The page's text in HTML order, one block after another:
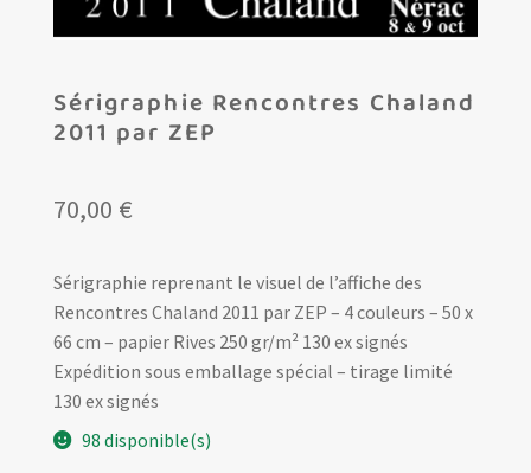
Sérigraphie Rencontres Chaland
2011 par ZEP
70,00 €
Sérigraphie reprenant le visuel de l’affiche des
Rencontres Chaland 2011 par ZEP – 4 couleurs – 50 x
66 cm – papier Rives 250 gr/m² 130 ex signés
Expédition sous emballage spécial – tirage limité
130 ex signés
98 disponible(s)